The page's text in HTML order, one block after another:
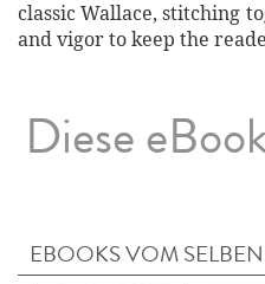
classic Wallace, stitching
and vigor to keep the
Diese
EBOOKS VOM